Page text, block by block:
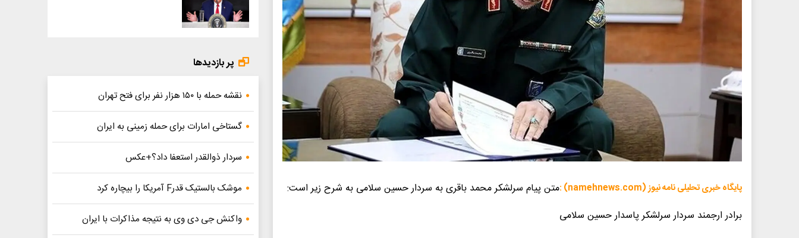
پایگاه خبری تحلیلی نامه نیوز (namehnews.com) :
متن پیام سرلشکر محمد باقری به سردار حسین سلامی به شرح زیر است:
برادر ارجمند سردار سرلشکر پاسدار حسین سلامی
پر بازدیدها
نقشه حمله با ۱۵۰ هزار نفر برای فتح تهران
گستاخی امارات برای حمله زمینی به ایران
سردار ذوالقدر استعفا داد؟+عکس
موشک بالستیک قدرF آمریکا را بیچاره کرد
واکنش جی دی وی به نتیجه مذاکرات با ایران